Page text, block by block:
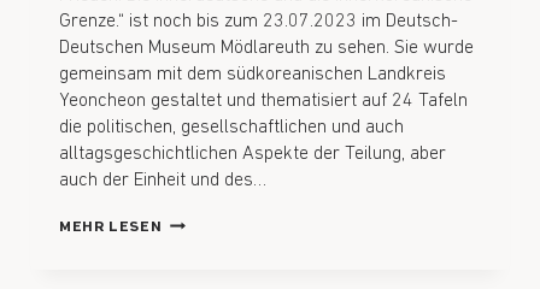
Grenze.“ ist noch bis zum 23.07.2023 im Deutsch-
Deutschen Museum Mödlareuth zu sehen. Sie wurde
gemeinsam mit dem südkoreanischen Landkreis
Yeoncheon gestaltet und thematisiert auf 24 Tafeln
die politischen, gesellschaftlichen und auch
alltagsgeschichtlichen Aspekte der Teilung, aber
auch der Einheit und des…
MEHR LESEN